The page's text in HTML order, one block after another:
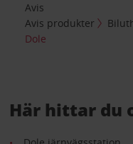
Avis
Avis produkter
Dole
Här hittar du